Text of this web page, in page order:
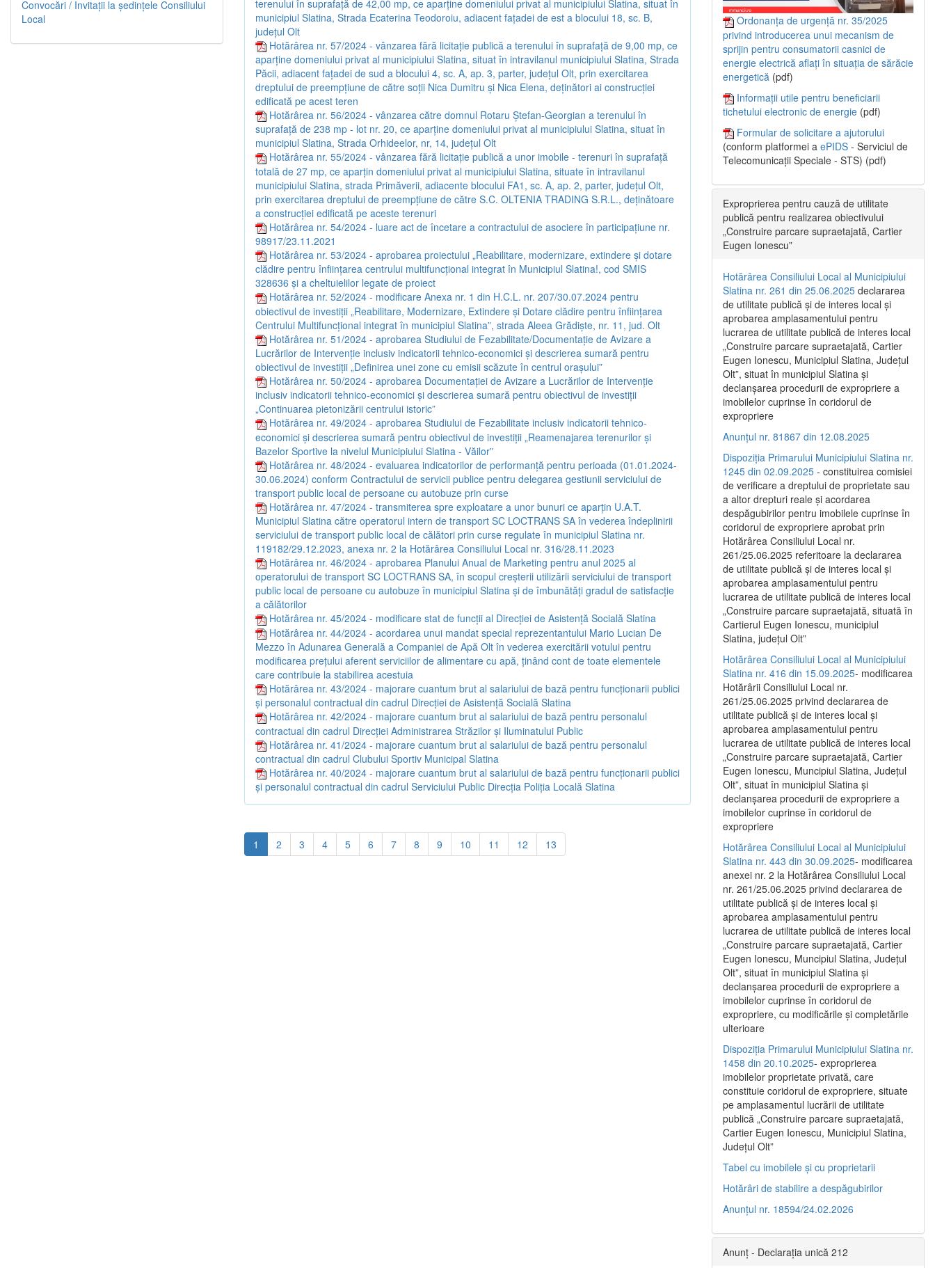
terenului în suprafață de 42,00 mp, ce aparține domeniului privat al municipiului Slatina, situat în
municipiul Slatina, Strada Ecaterina Teodoroiu, adiacent fațadei de est a blocului 18, sc. B,
județul Olt
Hotărârea nr. 57/2024 - vânzarea fără licitație publică a terenului în suprafață de 9,00 mp, ce
aparține domeniului privat al municipiului Slatina, situat în intravilanul municipiului Slatina, Strada
Păcii, adiacent fațadei de sud a blocului 4, sc. A, ap. 3, parter, județul Olt, prin exercitarea
dreptului de preempțiune de către soții Nica Dumitru și Nica Elena, deținători ai construcției
edificată pe acest teren
Hotărârea nr. 56/2024 - vânzarea către domnul Rotaru Ștefan-Georgian a terenului în
suprafață de 238 mp - lot nr. 20, ce aparține domeniului privat al municipiului Slatina, situat în
municipiul Slatina, Strada Orhideelor, nr, 14, județul Olt
Hotărârea nr. 55/2024 - vânzarea fără licitație publică a unor imobile - terenuri în suprafață
totală de 27 mp, ce aparțin domeniului privat al municipiului Slatina, situate în intravilanul
municipiului Slatina, strada Primăverii, adiacente blocului FA1, sc. A, ap. 2, parter, județul Olt,
prin exercitarea dreptului de preempțiune de către S.C. OLTENIA TRADING S.R.L., deținătoare
a construcției edificată pe aceste terenuri
Hotărârea nr. 54/2024 - luare act de încetare a contractului de asociere în participațiune nr.
98917/23.11.2021
Hotărârea nr. 53/2024 - aprobarea proiectului „Reabilitare, modernizare, extindere și dotare
clădire pentru înființarea centrului multifuncțional integrat în Municipiul Slatina!, cod SMIS
328636 și a cheltuielilor legate de proiect
Hotărârea nr. 52/2024 - modificare Anexa nr. 1 din H.C.L. nr. 207/30.07.2024 pentru
obiectivul de investiții „Reabilitare, Modernizare, Extindere și Dotare clădire pentru înființarea
Centrului Multifuncțional integrat în municipiul Slatina”, strada Aleea Grădiște, nr. 11, jud. Olt
Hotărârea nr. 51/2024 - aprobarea Studiului de Fezabilitate/Documentație de Avizare a
Lucrărilor de Intervenție inclusiv indicatorii tehnico-economici și descrierea sumară pentru
obiectivul de investiții „Definirea unei zone cu emisii scăzute în centrul orașului”
Hotărârea nr. 50/2024 - aprobarea Documentației de Avizare a Lucrărilor de Intervenție
inclusiv indicatorii tehnico-economici și descrierea sumară pentru obiectivul de investiții
„Continuarea pietonizării centrului istoric”
Hotărârea nr. 49/2024 - aprobarea Studiului de Fezabilitate inclusiv indicatorii tehnico-
economici și descrierea sumară pentru obiectivul de investiții „Reamenajarea terenurilor și
Bazelor Sportive la nivelul Municipiului Slatina - Văilor”
Hotărârea nr. 48/2024 - evaluarea indicatorilor de performanță pentru perioada (01.01.2024-
30.06.2024) conform Contractului de servicii publice pentru delegarea gestiunii serviciului de
transport public local de persoane cu autobuze prin curse
Hotărârea nr. 47/2024 - transmiterea spre exploatare a unor bunuri ce aparțin U.A.T.
Municipiul Slatina către operatorul intern de transport SC LOCTRANS SA în vederea îndeplinirii
serviciului de transport public local de călători prin curse regulate în municipiul Slatina nr.
119182/29.12.2023, anexa nr. 2 la Hotărârea Consiliului Local nr. 316/28.11.2023
Hotărârea nr. 46/2024 - aprobarea Planului Anual de Marketing pentru anul 2025 al
operatorului de transport SC LOCTRANS SA, în scopul creșterii utilizării serviciului de transport
public local de persoane cu autobuze în municipiul Slatina și de îmbunătăți gradul de satisfacție
a călătorilor
Hotărârea nr. 45/2024 - modificare stat de funcții al Direcției de Asistență Socială Slatina
Hotărârea nr. 44/2024 - acordarea unui mandat special reprezentantului Mario Lucian De
Mezzo în Adunarea Generală a Companiei de Apă Olt în vederea exercitării votului pentru
modificarea prețului aferent serviciilor de alimentare cu apă, ținând cont de toate elementele
care contribuie la stabilirea acestuia
Hotărârea nr. 43/2024 - majorare cuantum brut al salariului de bază pentru funcționarii publici
și personalul contractual din cadrul Direcției de Asistență Socială Slatina
Hotărârea nr. 42/2024 - majorare cuantum brut al salariului de bază pentru personalul
contractual din cadrul Direcției Administrarea Străzilor și Iluminatului Public
Hotărârea nr. 41/2024 - majorare cuantum brut al salariului de bază pentru personalul
contractual din cadrul Clubului Sportiv Municipal Slatina
Hotărârea nr. 40/2024 - majorare cuantum brut al salariului de bază pentru funcționarii publici
și personalul contractual din cadrul Serviciului Public Direcția Poliția Locală Slatina
1 2 3 4 5 6 7 8 9 10 11 12 13
Convocări / Invitaţii la şedinţele Consiliului
Local
Ordonanța de urgență nr. 35/2025
privind introducerea unui mecanism de
sprijin pentru consumatorii casnici de
energie electrică aflați în situația de sărăcie
energetică (pdf)
Informații utile pentru beneficiarii
tichetului electronic de energie (pdf)
Formular de solicitare a ajutorului
(conform platformei a ePIDS - Serviciul de
Telecomunicații Speciale - STS) (pdf)
Exproprierea pentru cauză de utilitate
publică pentru realizarea obiectivului
„Construire parcare supraetajată, Cartier
Eugen Ionescu”
Hotărârea Consiliului Local al Municipiului
Slatina nr. 261 din 25.06.2025 declararea
de utilitate publică și de interes local și
aprobarea amplasamentului pentru
lucrarea de utilitate publică de interes local
„Construire parcare supraetajată, Cartier
Eugen Ionescu, Municipiul Slatina, Județul
Olt”, situat în municipiul Slatina și
declanșarea procedurii de expropriere a
imobilelor cuprinse în coridorul de
expropriere
Anunțul nr. 81867 din 12.08.2025
Dispoziția Primarului Municipiului Slatina nr.
1245 din 02.09.2025 - constituirea comisiei
de verificare a dreptului de proprietate sau
a altor drepturi reale și acordarea
despăgubirilor pentru imobilele cuprinse în
coridorul de expropriere aprobat prin
Hotărârea Consiliului Local nr.
261/25.06.2025 referitoare la declararea
de utilitate publică și de interes local și
aprobarea amplasamentului pentru
lucrarea de utilitate publică de interes local
„Construire parcare supraetajată, situată în
Cartierul Eugen Ionescu, municipiul
Slatina, județul Olt”
Hotărârea Consiliului Local al Municipiului
Slatina nr. 416 din 15.09.2025- modificarea
Hotărârii Consiliului Local nr.
261/25.06.2025 privind declararea de
utilitate publică și de interes local și
aprobarea amplasamentului pentru
lucrarea de utilitate publică de interes local
„Construire parcare supraetajată, Cartier
Eugen Ionescu, Muncipiul Slatina, Județul
Olt”, situat în municipiul Slatina și
declanșarea procedurii de expropriere a
imobilelor cuprinse în coridorul de
expropriere
Hotărârea Consiliului Local al Municipiului
Slatina nr. 443 din 30.09.2025- modificarea
anexei nr. 2 la Hotărârea Consiliului Local
nr. 261/25.06.2025 privind declararea de
utilitate publică şi de interes local şi
aprobarea amplasamentului pentru
lucrarea de utilitate publică de interes local
„Construire parcare supraetajată, Cartier
Eugen Ionescu, Muncipiul Slatina, Judeţul
Olt”, situat în municipiul Slatina şi
declanşarea procedurii de expropriere a
imobilelor cuprinse în coridorul de
expropriere, cu modificările şi completările
ulterioare
Dispoziția Primarului Municipiului Slatina nr.
1458 din 20.10.2025- exproprierea
imobilelor proprietate privată, care
constituie coridorul de expropriere, situate
pe amplasamentul lucrării de utilitate
publică „Construire parcare supraetajată,
Cartier Eugen Ionescu, Municipiul Slatina,
Județul Olt”
Tabel cu imobilele și cu proprietarii
Hotărâri de stabilire a despăgubirilor
Anunțul nr. 18594/24.02.2026
Anunț - Declarația unică 212